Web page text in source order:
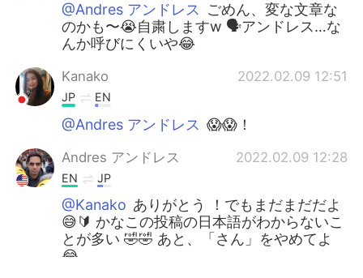
@Andres アンドレス
ごめん、変な文章な
のかも〜😭自粛しますw 🗣️アンドレス…な
んか呼びにくいや😂
Kanako 2022.02.09 12:51
JP EN
@Andres アンドレス 😱😱！
Andres アンドレス 2022.02.09 12:28
EN JP
@Kanako ありがとう ！でもまだまだだよ
😅🔰 かなこの投稿の日本語がわからないこ
とが多い 🤣🤣 あと、「さん」をやめてよ
😂